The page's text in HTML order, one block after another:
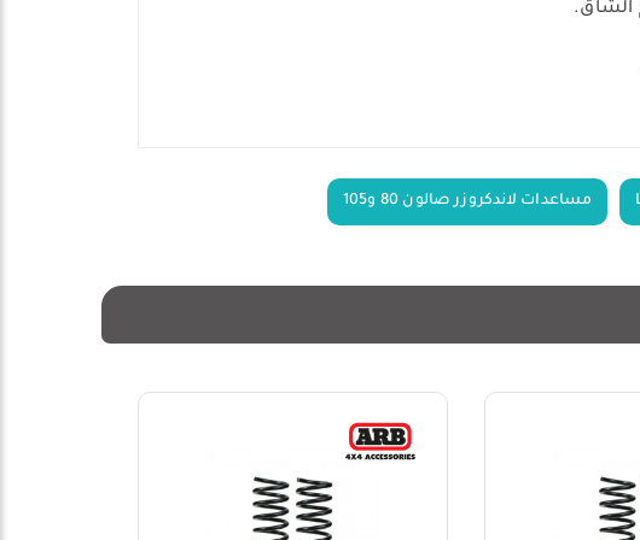
الشاق.
مساعدات لاندكروزر صالون 80 و105